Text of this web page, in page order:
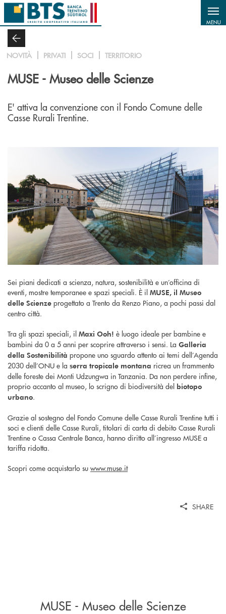
Salta al contenuto principale
MENU
NOVITÀ PRIVATI SOCI TERRITORIO
MUSE - Museo delle Scienze
E' attiva la convenzione con il Fondo Comune delle
Casse Rurali Trentine.
Sei piani dedicati a scienza, natura, sostenibilità e un’officina di
eventi, mostre temporanee e spazi speciali. È il MUSE, il Museo
delle Scienze progettato a Trento da Renzo Piano, a pochi passi dal
centro città.
Tra gli spazi speciali, il Maxi Ooh! è luogo ideale per bambine e
bambini da 0 a 5 anni per scoprire attraverso i sensi. La Galleria
della Sostenibilità propone uno sguardo attento ai temi dell’Agenda
2030 dell’ONU e la serra tropicale montana ricrea un frammento
delle foreste dei Monti Udzungwa in Tanzania. Da non perdere infine,
proprio accanto al museo, lo scrigno di biodiversità del biotopo
urbano.
Grazie al sostegno del Fondo Comune delle Casse Rurali Trentine tutti i
soci e clienti delle Casse Rurali, titolari di carta di debito Casse Rurali
Trentine o Cassa Centrale Banca, hanno diritto all’ingresso MUSE a
tariffa ridotta.
Scopri come acquistarlo su www.muse.it
SHARE
MUSE - Museo delle Scienze